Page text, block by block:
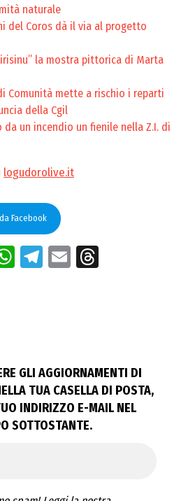
naturale
del Coros dà il via al progetto
la mostra pittorica di Marta
Comunità mette a rischio i reparti
della Cgil
un incendio un fienile nella Z.I. di
logudorolive.it
Facebook
WhatsApp
Telegram
Email
GLI AGGIORNAMENTI DI
TUA CASELLA DI POSTA,
INDIRIZZO E-MAIL NEL
SOTTOSTANTE.